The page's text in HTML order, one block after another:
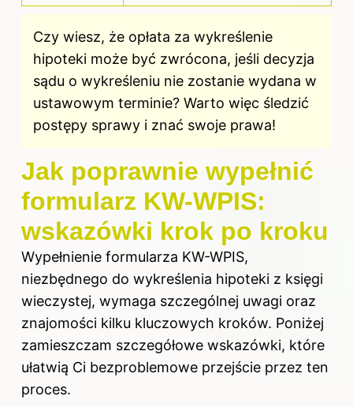
Czy wiesz, że opłata za wykreślenie
hipoteki może być zwrócona, jeśli decyzja
sądu o wykreśleniu nie zostanie wydana w
ustawowym terminie? Warto więc śledzić
postępy sprawy i znać swoje prawa!
Jak poprawnie wypełnić
formularz KW-WPIS:
wskazówki krok po kroku
Wypełnienie formularza KW-WPIS,
niezbędnego do wykreślenia hipoteki z księgi
wieczystej, wymaga szczególnej uwagi oraz
znajomości kilku kluczowych kroków. Poniżej
zamieszczam szczegółowe wskazówki, które
ułatwią Ci bezproblemowe przejście przez ten
proces.